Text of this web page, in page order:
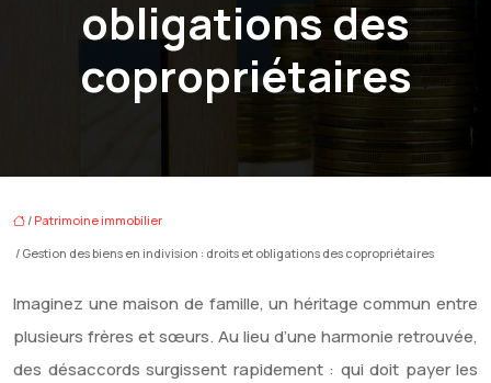
obligations des
copropriétaires
/ Patrimoine immobilier
/ Gestion des biens en indivision : droits et obligations des copropriétaires
Imaginez une maison de famille, un héritage commun entre
plusieurs frères et sœurs. Au lieu d’une harmonie retrouvée,
des désaccords surgissent rapidement : qui doit payer les